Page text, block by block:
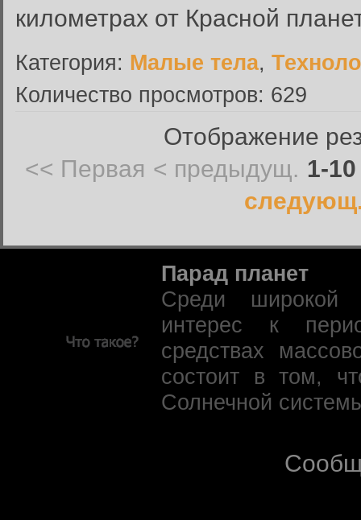
километрах от Красной
Категория: Малые тела,
Количество просмотров: 629
Отображение
<< Первая < предыдущ. 1-10
Парад планет
Среди широкой
интерес к
средствах
состоит в том,
Солнечной